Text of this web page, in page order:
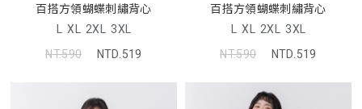
百搭方領蝴蝶刺繡背心
L XL 2XL 3XL
NT.590
NTD.519
百搭方領蝴蝶刺繡背心
L XL 2XL 3XL
NT.590
NTD.519